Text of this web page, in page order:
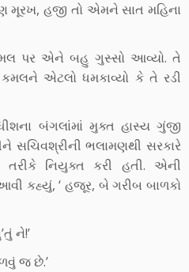
મૂરખ, હજી તો એમને સાત મહિના
પર એને બહુ ગુસ્સો આવ્યો. તે
એટલો ધમકાવ્યો કે તે રડી
બંગલાંમાં મુક્ત હાસ્ય ગુંજી
સચિવશ્રીની ભલામણથી સરકારે
તરીકે નિયુક્ત કરી હતી. એની
કહ્યું, ‘ હજૂર, બે ગરીબ બાળકો
ને!’
જ છે.’